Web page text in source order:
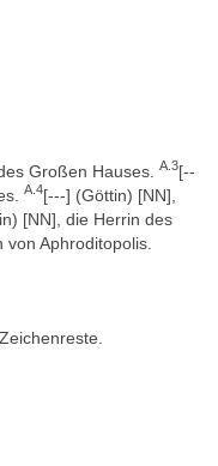
Papyrus
2019, 1137, 1140).
die im Jahr 1931
2016, 178–180.
Es kann nicht sicher
oder den
Großen Hauses. A.3[--
A.4[---] (Göttin) [NN],
[NN], die Herrin des
Aphroditopolis.